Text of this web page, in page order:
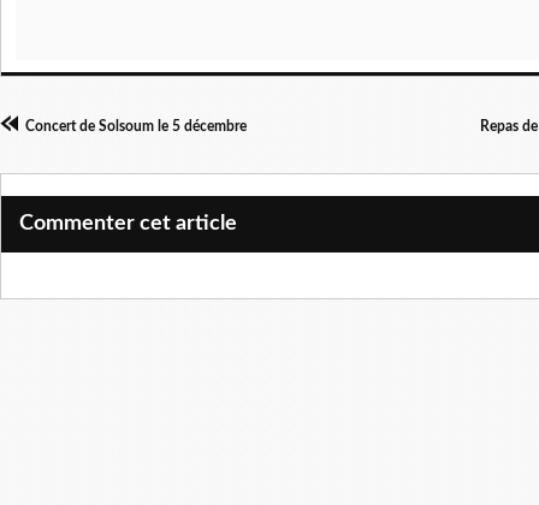
Concert de Solsoum le 5 décembre Repas
Commenter cet article